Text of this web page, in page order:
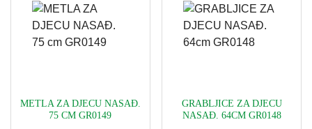
METLA ZA DJECU NASAĐ.
75 CM GR0149
GRABLJICE ZA DJECU
NASAĐ. 64CM GR0148